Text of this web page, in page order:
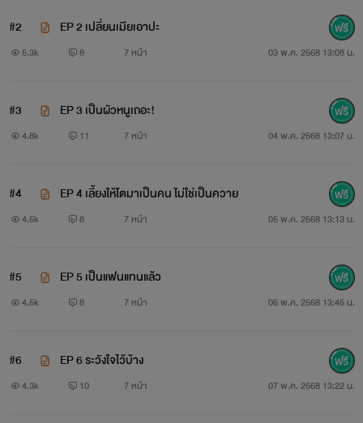
#2 EP 2 เปลี่ยนเมียเอาปะ
5.3k 8 7 หน้า 03 พ.ค. 2568 13:08 น.
#3 EP 3 เป็นผัวหนูเถอะ!
4.8k 11 7 หน้า 04 พ.ค. 2568 13:07 น.
#4 EP 4 เลี้ยงให้โตมาเป็นคน ไม่ใช่เป็นควาย
4.5k 8 7 หน้า 05 พ.ค. 2568 13:13 น.
#5 EP 5 เป็นแฟนแทนแล้ว
4.5k 8 7 หน้า 06 พ.ค. 2568 13:45 น.
#6 EP 6 ระวังใจไว้บ้าง
4.3k 10 7 หน้า 07 พ.ค. 2568 13:22 น.